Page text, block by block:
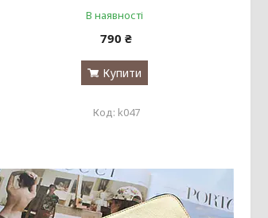
В наявності
790 ₴
Купити
k047